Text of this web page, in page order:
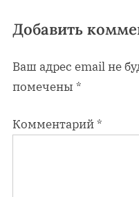
s
:
Добавить
Ваш адрес email не
помечены *
Комментарий*